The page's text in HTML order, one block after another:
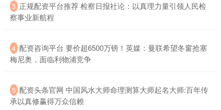
3 ​正规配资平台推荐 检察日报社论：以真理力量引领人民检
察事业新航程
4 ​配资咨询平台 要价超6500万镑！英媒：曼联希望冬窗抢塞
梅尼奥，面临利物浦竞争
5 ​配资头条官网 中国风水大师命理测算大师起名大师:百年传
承以真修赢得万众信赖